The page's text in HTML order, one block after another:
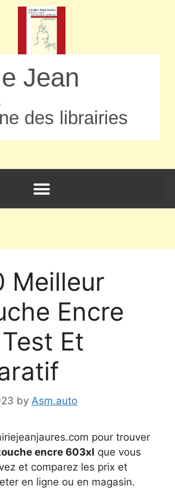
Jean
des librairies
Meilleur
Encre
Et
by Asm.auto
pour trouver
encre 603xl que vous
et comparez les prix et
en ligne ou en magasin.